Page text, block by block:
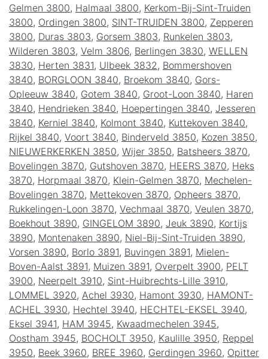
Gelmen 3800, Halmaal 3800, Kerkom-Bij-Sint-Truiden
3800, Ordingen 3800, SINT-TRUIDEN 3800, Zepperen
3800, Duras 3803, Gorsem 3803, Runkelen 3803,
Wilderen 3803, Velm 3806, Berlingen 3830, WELLEN
3830, Herten 3831, Ulbeek 3832 , Bommershoven
3840, BORGLOON 3840, Broekom 3840, Gors-
Opleeuw 3840, Gotem 3840, Groot-Loon 3840, Haren
3840, Hendrieken 3840, Hoepertingen 3840, Jesseren
3840, Kerniel 3840, Kolmont 3840, Kuttekoven 3840,
Rijkel 3840, Voort 3840, Binderveld 3850, Kozen 3850,
NIEUWERKERKEN 3850, Wijer 3850, Batsheers 3870,
Bovelingen 3870, Gutshoven 3870, HEERS 3870, Heks
3870, Horpmaal 3870, Klein-Gelmen 3870, Mechelen-
Bovelingen 3870, Mettekoven 3870, Opheers 3870,
Rukkelingen-Loon 3870, Vechmaal 3870, Veulen 3870,
Boekhout 3890, GINGELOM 3890, Jeuk 3890, Kortijs
3890, Montenaken 3890, Niel-Bij-Sint-Truiden 3890,
Vorsen 3890, Borlo 3891, Buvingen 3891, Mielen-
Boven-Aalst 3891, Muizen 3891, Overpelt 3900, PELT
3900, Neerpelt 3910, Sint-Huibrechts-Lille 3910,
LOMMEL 3920, Achel 3930, Hamont 3930, HAMONT-
ACHEL 3930, Hechtel 3940, HECHTEL-EKSEL 3940,
Eksel 3941, HAM 3945, Kwaadmechelen 3945,
Oostham 3945, BOCHOLT 3950, Kaulille 3950, Reppel
3950, Beek 3960, BREE 3960, Gerdingen 3960, Opitter